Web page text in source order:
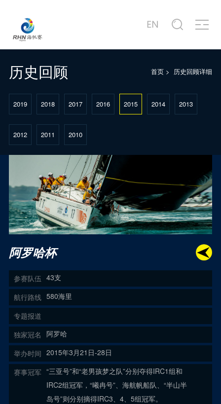
关于赛事
赛事公告
赛事概况
商务合作
合作商家介绍
合作概况
新闻中心
赛事新闻
行业动态
赛事图片
赛事精选
主题活动
赛事视频
赛事专题片
赛事宣传片
服务中心
城市介绍
港口介绍
站点信息
公司简介
发展历程
历史回顾 首页 > 历史回顾详细
2019 2018 2017 2016 2015 2014 2013
2012 2011 2010
阿罗哈杯
参赛队伍 43支
航行路线 580海里
专题报道
独家冠名 阿罗哈
举办时间 2015年3月21日-28日
赛事冠军 “三亚号”和“老男孩梦之队”分别夺得IRC1组和
IRC2组冠军，“曦冉号”、海航帆船队、“半山半
岛号”则分别摘得IRC3、4、5组冠军。